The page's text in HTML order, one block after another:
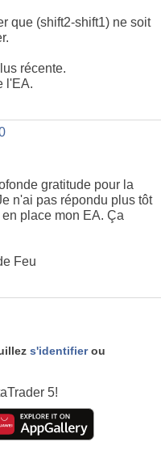
que (shift2-shift1) ne soit
récente.
l'EA.
gratitude pour la
n'ai pas répondu plus tôt
place mon EA. Ça
Feu
s'identifierou
5!